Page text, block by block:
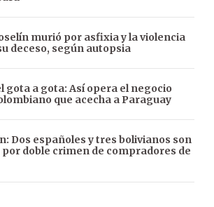
murió por asfixia y la violencia
deceso, según autopsia
gota a gota: Así opera el negocio
que acecha a Paraguay
Dos españoles y tres bolivianos son
doble crimen de compradores de